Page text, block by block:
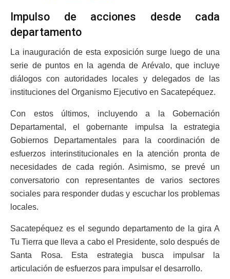
Impulso de acciones desde cada
departamento
La inauguración de esta exposición surge luego de una
serie de puntos en la agenda de Arévalo, que incluye
diálogos con autoridades locales y delegados de las
instituciones del Organismo Ejecutivo en Sacatepéquez.
Con estos últimos, incluyendo a la Gobernación
Departamental, el gobernante impulsa la estrategia
Gobiernos Departamentales para la coordinación de
esfuerzos interinstitucionales en la atención pronta de
necesidades de cada región. Asimismo, se prevé un
conversatorio con representantes de varios sectores
sociales para responder dudas y escuchar los problemas
locales.
Sacatepéquez es el segundo departamento de la gira A
Tu Tierra que lleva a cabo el Presidente, solo después de
Santa Rosa. Esta estrategia busca impulsar la
articulación de esfuerzos para impulsar el desarrollo.